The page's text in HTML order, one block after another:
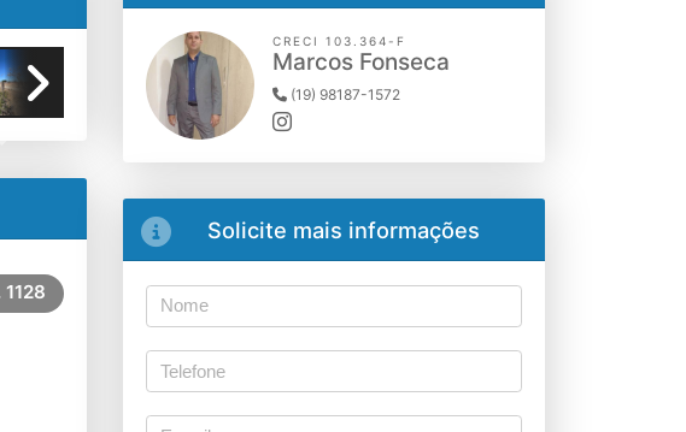
1128
CRECI 103.364-F
Marcos Fonseca
(19) 98187-1572
Solicite mais informações